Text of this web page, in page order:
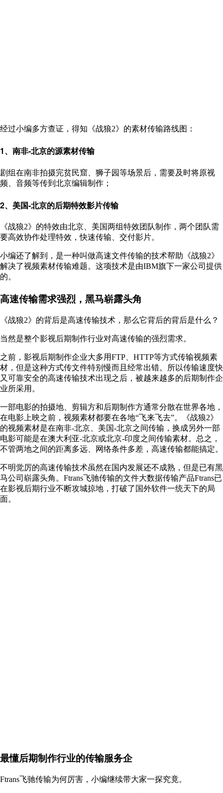
经过小编多方查证，得知《战狼2》的素材传输路线图：
1、南非-北京的源素材传输
剧组在南非拍摄完贫民窟、狮子园等场景后，需要及时将原视
频、音频等传到北京编辑制作；
2、美国-北京的后期特效影片传输
《战狼2》的特效由北京、美国两组特效团队制作，两个团队需
要高效协作处理特效，快速传输、交付影片。
小编还了解到，是一种叫做高速文件传输的技术帮助《战狼2》
解决了视频素材传输难题。这项技术是由IBM旗下一家公司提供
的。
高速传输需求强烈，黑马崭露头角
《战狼2》的背后是高速传输技术，那么它背后的背后是什么？
当然是整个影视后期制作行业对高速传输的强烈需求。
之前，影视后期制作企业大多用FTP、HTTP等方式传输视频素
材，但是这种方式传文件特别慢而且经常出错。所以传输速度快
又可靠安全的高速传输技术出现之后，被越来越多的后期制作企
业所采用。
一部电影的拍摄地、剪辑方和后期制作方通常分散在世界各地，
在电影上映之前，视频素材都要在各地“飞来飞去”。《战狼2》
的视频素材是在南非-北京、美国-北京之间传输，换成另外一部
电影可能是在澳大利亚-北京或北京-印度之间传输素材。总之，
不管两地之间的距离多远、网络条件多差，高速传输都能搞定。
不明觉厉的高速传输技术虽然在国内发展还不成熟，但是已有黑
马公司崭露头角。Ftrans飞驰传输的文件大数据传输产品Ftrans已
在影视后期行业不断攻城掠地，打破了国外软件一统天下的局
面。
最懂后期制作行业的传输服务企
Ftrans飞驰传输为何厉害，小编继续带大家一探究竟。